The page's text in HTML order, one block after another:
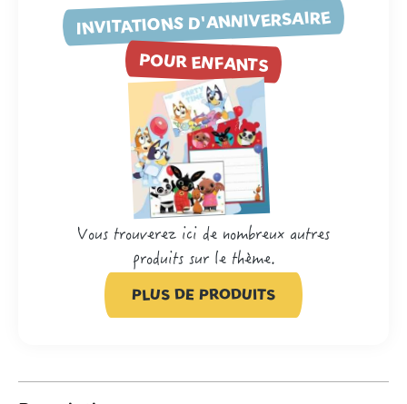
INVITATIONS D'ANNIVERSAIRE
POUR ENFANTS
Vous trouverez ici de nombreux autres
produits sur le thème.
PLUS DE PRODUITS